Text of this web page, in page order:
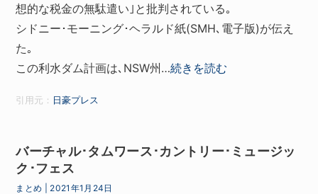
想的な税金の無駄遣い｣と批判されている｡
シドニー･モーニング･ヘラルド紙(SMH､電子版)が伝え
た｡
この利水ダム計画は､NSW州…続きを読む
引用元： 日豪プレス
バーチャル･タムワース･カントリー･ミュージッ
ク･フェス
まとめ
2021年1月24日